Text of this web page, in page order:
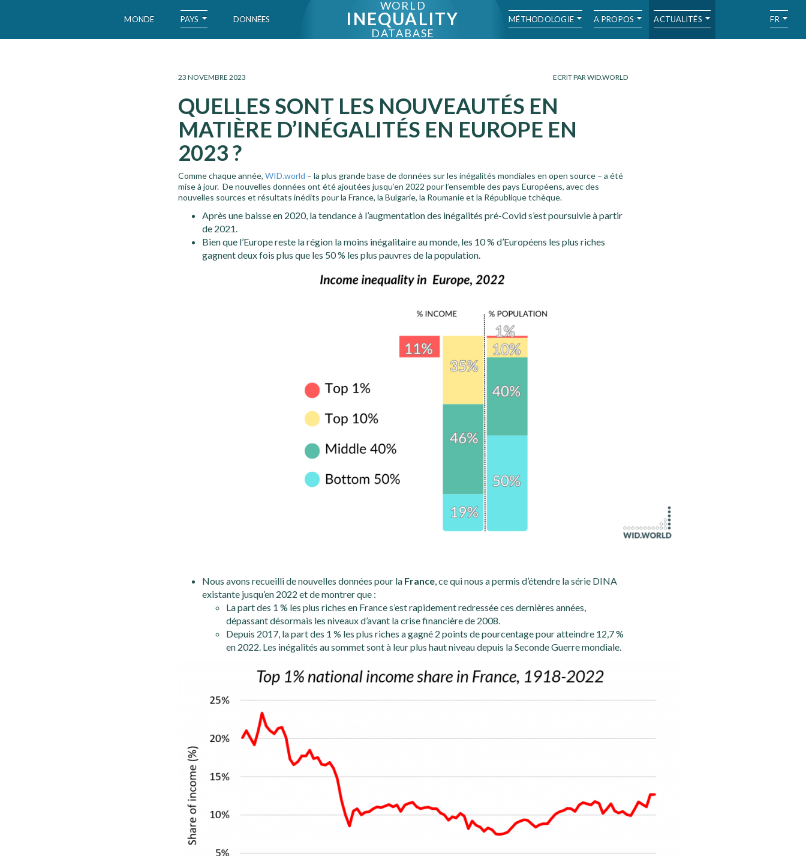
MONDE PAYS DONNÉES
WORLD
INEQUALITY
DATABASE
MÉTHODOLOGIE A PROPOS ACTUALITÉS FR
23 NOVEMBRE 2023 ECRIT PAR WID.WORLD
QUELLES SONT LES NOUVEAUTÉS EN
MATIÈRE D’INÉGALITÉS EN EUROPE EN
2023 ?
Comme chaque année, WID.world – la plus grande base de données sur les inégalités mondiales en open source – a été
mise à jour. De nouvelles données ont été ajoutées jusqu’en 2022 pour l’ensemble des pays Européens, avec des
nouvelles sources et résultats inédits pour la France, la Bulgarie, la Roumanie et la République tchèque.
Après une baisse en 2020, la tendance à l’augmentation des inégalités pré-Covid s’est poursuivie à partir
de 2021.
Bien que l’Europe reste la région la moins inégalitaire au monde, les 10 % d’Européens les plus riches
gagnent deux fois plus que les 50 % les plus pauvres de la population.
Nous avons recueilli de nouvelles données pour la France, ce qui nous a permis d’étendre la série DINA
existante jusqu’en 2022 et de montrer que :
La part des 1 % les plus riches en France s’est rapidement redressée ces dernières années,
dépassant désormais les niveaux d’avant la crise financière de 2008.
Depuis 2017, la part des 1 % les plus riches a gagné 2 points de pourcentage pour atteindre 12,7 %
en 2022. Les inégalités au sommet sont à leur plus haut niveau depuis la Seconde Guerre mondiale.